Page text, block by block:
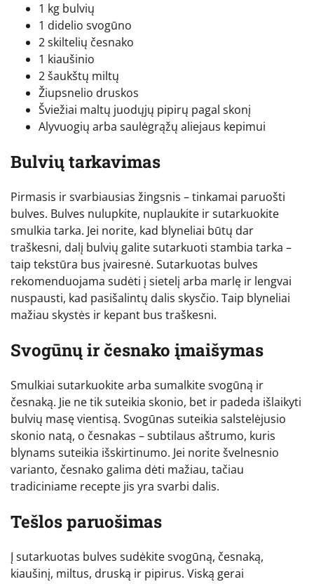
1 kg bulvių
1 didelio svogūno
2 skiltelių česnako
1 kiaušinio
2 šaukštų miltų
Žiupsnelio druskos
Šviežiai maltų juodųjų pipirų pagal skonį
Alyvuogių arba saulėgrąžų aliejaus kepimui
Bulvių tarkavimas
Pirmasis ir svarbiausias žingsnis – tinkamai paruošti
bulves. Bulves nulupkite, nuplaukite ir sutarkuokite
smulkia tarka. Jei norite, kad blyneliai būtų dar
traškesni, dalį bulvių galite sutarkuoti stambia tarka –
taip tekstūra bus įvairesnė. Sutarkuotas bulves
rekomenduojama sudėti į sietelį arba marlę ir lengvai
nuspausti, kad pasišalintų dalis skysčio. Taip blyneliai
mažiau skystės ir kepant bus traškesni.
Svogūnų ir česnako įmaišymas
Smulkiai sutarkuokite arba sumalkite svogūną ir
česnaką. Jie ne tik suteikia skonio, bet ir padeda išlaikyti
bulvių masę vientisą. Svogūnas suteikia salstelėjusio
skonio natą, o česnakas – subtilaus aštrumo, kuris
blynams suteikia išskirtinumo. Jei norite švelnesnio
varianto, česnako galima dėti mažiau, tačiau
tradiciniame recepte jis yra svarbi dalis.
Tešlos paruošimas
Į sutarkuotas bulves sudėkite svogūną, česnaką,
kiaušinį, miltus, druską ir pipirus. Viską gerai